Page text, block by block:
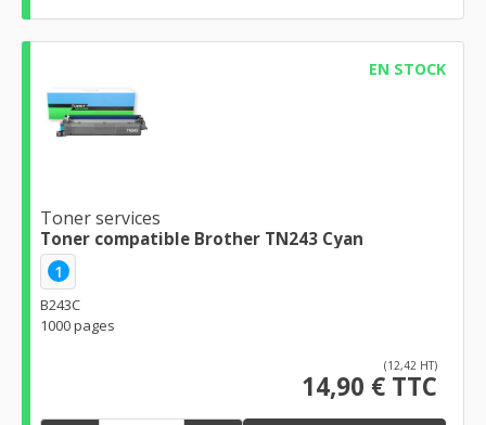
EN STOCK
Toner services
Toner compatible Brother TN243 Cyan
1
B243C
1000 pages
(12,42 HT)
14,90 € TTC